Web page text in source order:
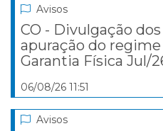
Avisos
CO - Divulgação
apuração do
Garantia Física Jul/
06/08/26 11:51
Avisos